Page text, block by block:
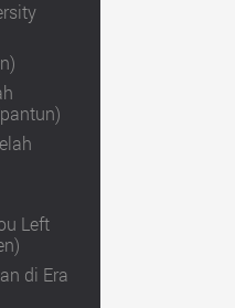
Left
di Era